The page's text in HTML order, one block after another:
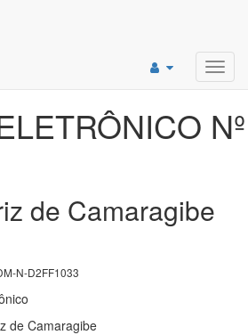
Nº
de Camaragibe
N-D2FF1033
de Camaragibe